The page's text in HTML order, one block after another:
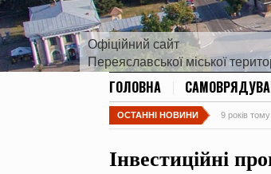
Офіційний сайт
Переяславської міської
ГОЛОВНА
ОСТАННІ НОВИНИ 9 років
Інвестиційні